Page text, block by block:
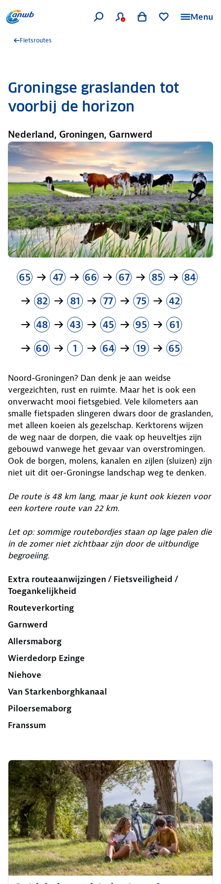
Menu
Fietsroutes
Groningse graslanden tot
voorbij de horizon
Nederland, Groningen, Garnwerd
65 47 66 67 85
84
82
81 77 75
42
48
43 45 95
61
60
1 64 19 65
Noord-Groningen? Dan denk je aan weidse
vergezichten, rust en ruimte. Maar het is ook een
onverwacht mooi fietsgebied. Vele kilometers aan
smalle fietspaden slingeren dwars door de graslanden,
met alleen koeien als gezelschap. Kerktorens wijzen
de weg naar de dorpen, die vaak op heuveltjes zijn
gebouwd vanwege het gevaar van overstromingen.
Ook de borgen, molens, kanalen en zijlen (sluizen) zijn
niet uit dit oer-Groningse landschap weg te denken.
De route is 48 km lang, maar je kunt ook kiezen voor
een kortere route van 22 km.
Let op: sommige routebordjes staan op lage palen die
in de zomer niet zichtbaar zijn door de uitbundige
begroeiing.
Extra routeaanwijzingen / Fietsveiligheid /
Toegankelijkheid
Routeverkorting
Garnwerd
Allersmaborg
Wierdedorp Ezinge
Niehove
Van Starkenborghkanaal
Piloersemaborg
Franssum